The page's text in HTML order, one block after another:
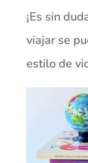
¡Es sin
viajar se
estilo de